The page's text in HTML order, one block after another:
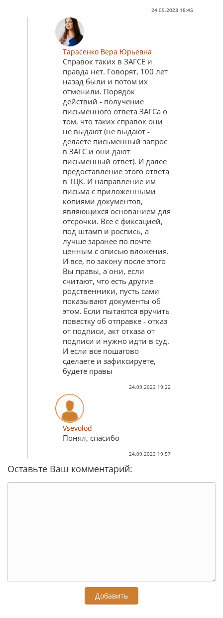
24.09.2023 18:45
Тарасенко Вера Юрьевна
Справок таких в ЗАГСЕ и
правда нет. Говорят, 100 лет
назад были и потом их
отменили. Порядок
действий - получение
письменного ответа ЗАГСа о
том, что таких справок они
не выдают (не выдают -
делаете письменный запрос
в ЗАГС и они дают
письменный ответ). И далее
предоставление этого ответа
в ТЦК. И направление им
письма с приложенными
копиями документов,
являющихся основанием для
отсрочки. Все с фиксацией,
под штамп и роспись, а
лучше заранее по почте
ценным с описью вложения.
И все, по закону после этого
Вы правы, а они, если
считают, что есть другие
родственники, пусть сами
показывают документы об
этом. Если пытаются вручить
повестку об отправке - отказ
от подписи, акт отказа от
подписи и нужно идти в суд.
И если все пошагово
сделаете и зафиксируете,
будете правы
24.09.2023 19:22
Vsevolod
Понял, спасибо
24.09.2023 19:57
Оставьте Ваш комментарий:
Добавить